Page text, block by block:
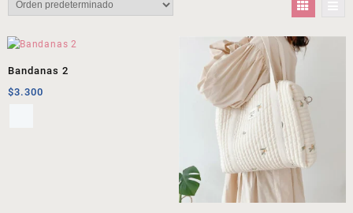
Bandanas 2
$3.300